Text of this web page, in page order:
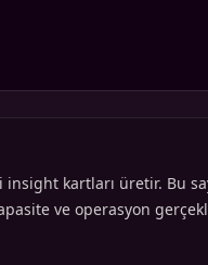
kartları üretir. Bu
ve operasyon